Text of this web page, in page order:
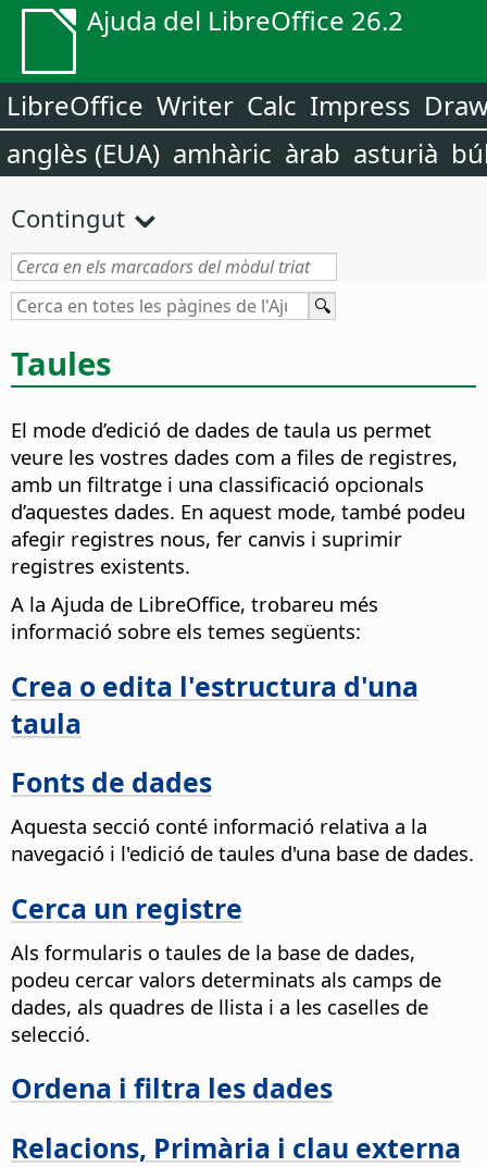
Ajuda del LibreOffice 26.2
LibreOffice Writer Calc Impress
anglès (EUA) amhàric àrab asturià
Contingut
Taules
El mode d’edició de dades de taula us permet
veure les vostres dades com a files de registres,
amb un filtratge i una classificació opcionals
d’aquestes dades. En aquest mode, també podeu
afegir registres nous, fer canvis i suprimir
registres existents.
A la Ajuda de LibreOffice, trobareu més
informació sobre els temes següents:
Crea o edita l'estructura d'una
taula
Fonts de dades
Aquesta secció conté informació relativa a la
navegació i l'edició de taules d'una base de dades.
Cerca un registre
Als formularis o taules de la base de dades,
podeu cercar valors determinats als camps de
dades, als quadres de llista i a les caselles de
selecció.
Ordena i filtra les dades
Relacions, Primària i clau externa